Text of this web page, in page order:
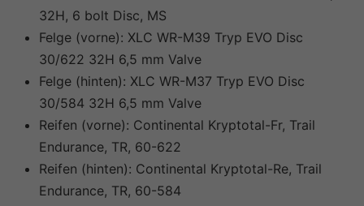
32H, 6 bolt Disc, MS
Felge (vorne): XLC WR-M39 Tryp EVO Disc
30/622 32H 6,5 mm Valve
Felge (hinten): XLC WR-M37 Tryp EVO Disc
30/584 32H 6,5 mm Valve
Reifen (vorne): Continental Kryptotal-Fr, Trail
Endurance, TR, 60-622
Reifen (hinten): Continental Kryptotal-Re, Trail
Endurance, TR, 60-584